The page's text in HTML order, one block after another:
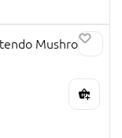
Mushroom,